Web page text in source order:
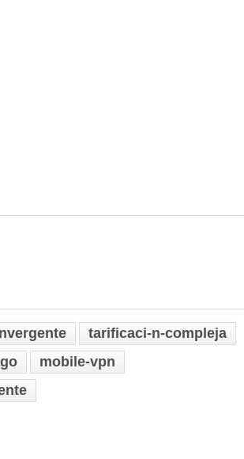
tarificaci-n-compleja
mobile-vpn